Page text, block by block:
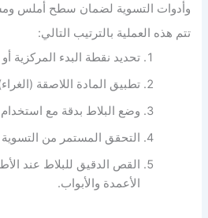
وأدوات التسوية لضمان سطح أملس
تتم هذه العملية بالترتيب التالي:
تحديد نقطة البدء المركزية أو
تطبيق المادة اللاصقة
وضع البلاط بدقة مع
التحقق المستمر من التسوية
القص الدقيق للبلاط عند
الأعمدة والأبواب.